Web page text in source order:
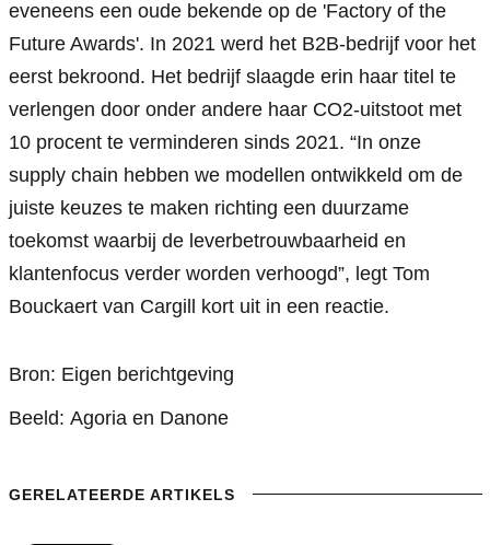
eveneens een oude bekende op de 'Factory of the
Future Awards'. In 2021 werd het B2B-bedrijf voor het
eerst bekroond. Het bedrijf slaagde erin haar titel te
verlengen door onder andere haar CO2-uitstoot met
10 procent te verminderen sinds 2021. “In onze
supply chain hebben we modellen ontwikkeld om de
juiste keuzes te maken richting een duurzame
toekomst waarbij de leverbetrouwbaarheid en
klantenfocus verder worden verhoogd”, legt Tom
Bouckaert van Cargill kort uit in een reactie.
Bron: Eigen berichtgeving
Beeld: Agoria en Danone
GERELATEERDE ARTIKELS